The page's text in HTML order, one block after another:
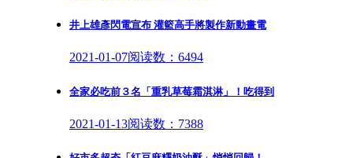
井上雄彥閃電宣布 灌籃高手將製作新動畫電
2021-01-07阅读数：6494
全家必吃前３名「重乳草莓霜淇淋」！吃得到
2021-01-13阅读数：7388